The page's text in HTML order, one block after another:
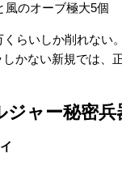
風のオーブ極大5個
らいしか削れない。
かない新規では、
ジャー秘密